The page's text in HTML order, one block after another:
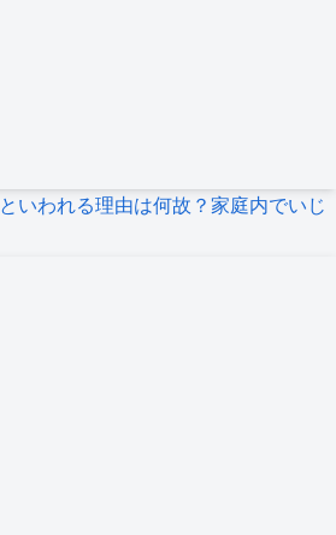
いわれる理由は何故？家庭内でいじ